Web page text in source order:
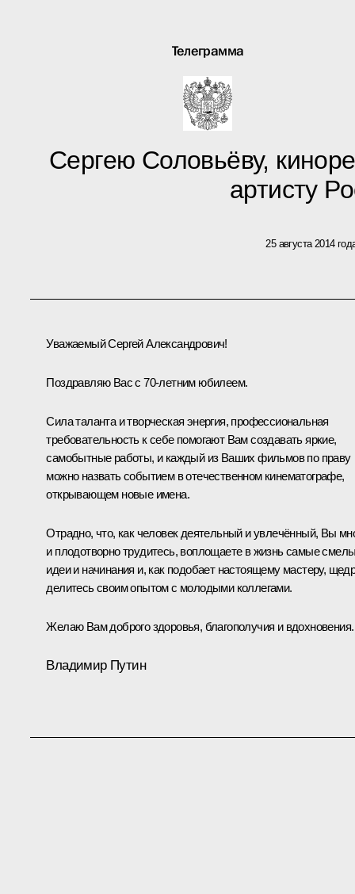
Телеграмма
Сергею Соловьёву,
артисту
25 августа 2014
Уважаемый Сергей Александрович!
Поздравляю Вас с 70-летним юбилеем.
Сила таланта и творческая энергия, профессиональная
требовательность к себе помогают Вам создавать яркие,
самобытные работы, и каждый из Ваших фильмов по праву
можно назвать событием в отечественном кинематографе,
открывающем новые имена.
Отрадно, что, как человек деятельный и увлечённый, Вы
и плодотворно трудитесь, воплощаете в жизнь самые
идеи и начинания и, как подобает настоящему мастеру,
делитесь своим опытом с молодыми коллегами.
Желаю Вам доброго здоровья, благополучия и вдохновения.
Владимир Путин